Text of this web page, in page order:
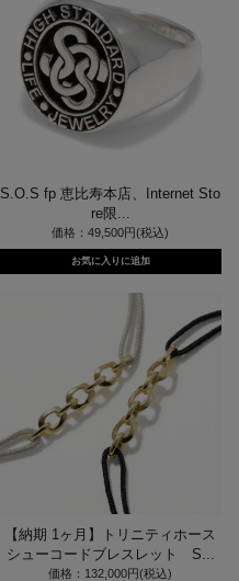
S.O.S fp 恵比寿本店、Internet Sto
re限...
価格：49,500円(税込)
【納期 1ヶ月】トリニティホース
シューコードブレスレット S...
価格：132,000円(税込)